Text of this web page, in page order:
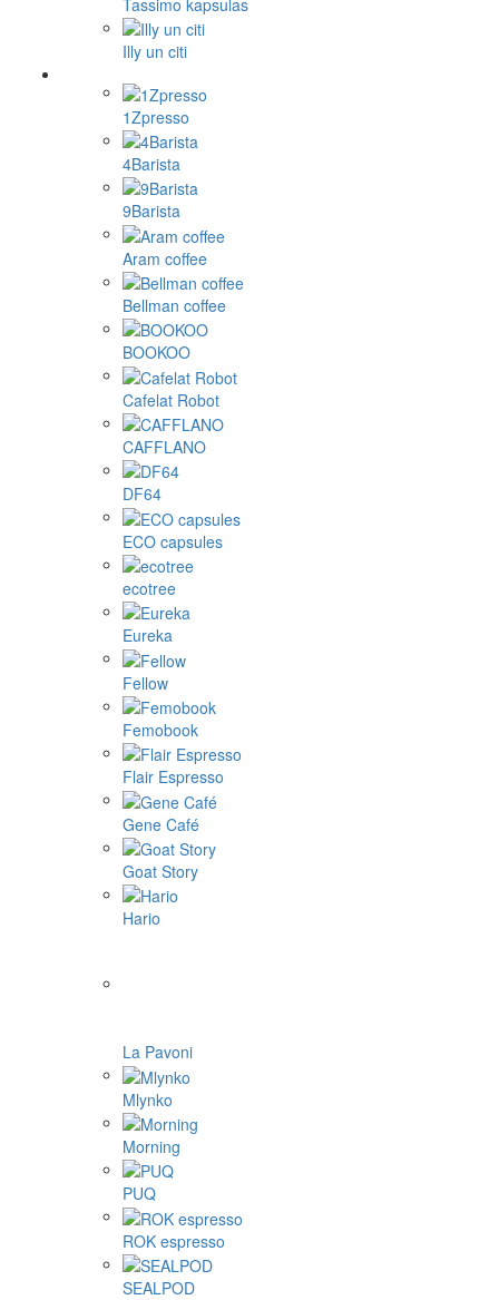
Tassimo kapsulas
Illy un citi
1Zpresso
4Barista
9Barista
Aram coffee
Bellman coffee
BOOKOO
Cafelat Robot
CAFFLANO
DF64
ECO capsules
ecotree
Eureka
Fellow
Femobook
Flair Espresso
Gene Café
Goat Story
Hario
La Pavoni
Mlynko
Morning
PUQ
ROK espresso
SEALPOD